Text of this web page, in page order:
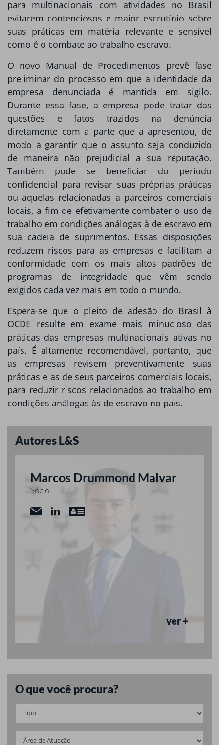
para multinacionais com atividades no Brasil
evitarem contenciosos e maior escrutínio sobre
suas práticas em matéria relevante e sensível
como é o combate ao trabalho escravo.
O novo Manual de Procedimentos prevê fase
preliminar do processo em que a identidade da
empresa denunciada é mantida em sigilo.
Durante essa fase, a empresa pode tratar das
questões e fatos trazidos na denúncia
diretamente com a parte que a apresentou, de
modo a garantir que o assunto seja conduzido
de maneira não prejudicial a sua reputação.
Também pode se beneficiar do período
confidencial para revisar suas próprias práticas
ou aquelas relacionadas a parceiros comerciais
locais, a fim de efetivamente combater o uso de
trabalho em condições análogas à de escravo em
sua cadeia de suprimentos. Essas disposições
reduzem riscos para as empresas e facilitam a
conformidade com os mais altos padrões de
programas de integridade que vêm sendo
exigidos cada vez mais em todo o mundo.
Espera-se que o pleito de adesão do Brasil à
OCDE resulte em exame mais minucioso das
práticas das empresas multinacionais ativas no
país. É altamente recomendável, portanto, que
as empresas revisem preventivamente suas
práticas e as de seus parceiros comerciais locais,
para reduzir riscos relacionados ao trabalho em
condições análogas às de escravo no país.
Autores L&S
Marcos Drummond Malvar
Sócio
ver +
O que você procura?